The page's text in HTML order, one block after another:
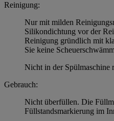
Reinigung:
Nur mit milden
Silikondichtung vor der
Reinigung gründlich mit
Sie keine
Nicht in der Spülmaschine
Gebrauch:
Nicht überfüllen. Die
Füllstandsmarkierung im